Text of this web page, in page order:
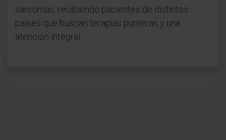
sarcomas, recibiendo pacientes de distintos
países que buscan terapias punteras y una
atención integral.